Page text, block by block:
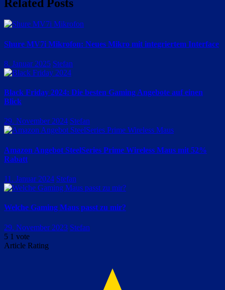
Related Posts
Shure MV7i Mikrofon: Neues Mikro mit integriertem Interface
8. Januar 2025 Stefan
Black Friday 2024: Die besten Gaming Angebote auf einen
Blick
29. November 2024 Stefan
Amazon Angebot SteelSeries Prime Wireless Maus mit 52%
Rabatt
11. Januar 2024 Stefan
Welche Gaming Maus passt zu mir?
29. November 2023 Stefan
5 1 vote
Article Rating